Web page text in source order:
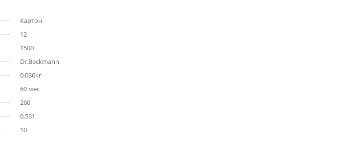
Картон
12
1500
Dr.Beckmann
0,036кг
60 мес
260
0,531
10